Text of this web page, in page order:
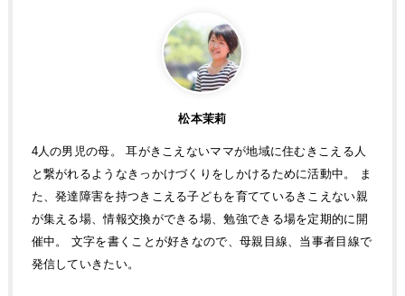
松本茉莉
4人の男児の母。 耳がきこえないママが地域に住むきこえる人
と繋がれるようなきっかけづくりをしかけるために活動中。 ま
た、発達障害を持つきこえる子どもを育てているきこえない親
が集える場、情報交換ができる場、勉強できる場を定期的に開
催中。 文字を書くことが好きなので、母親目線、当事者目線で
発信していきたい。